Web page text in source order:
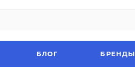
БЛОГ БРЕНДЫ